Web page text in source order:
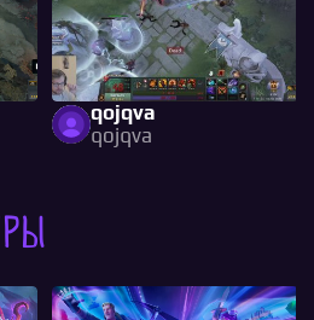
qojqva
qojqva